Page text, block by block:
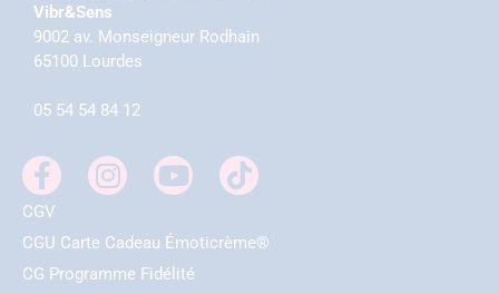
Vibr&Sens
9002 av. Monseigneur Rodhain
65100 Lourdes
05 54 54 84 12
CGV
CGU Carte Cadeau Émoticrème®
CG Programme Fidélité